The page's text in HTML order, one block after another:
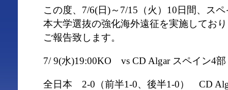
この度、7/6(日)～7/15（火）10日間、ス
本大学選抜の強化海外遠征を実施してお
ご報告致します。
7/ 9(水)19:00KO vs CD Algar スペイン4
全日本 2-0（前半1-0、後半1-0） CD